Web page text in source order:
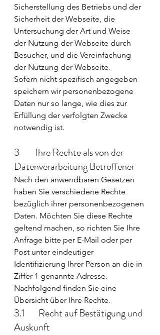
Sicherstellung des Betriebs und der
Sicherheit der Webseite, die
Untersuchung der Art und Weise
der Nutzung der Webseite durch
Besucher, und die Vereinfachung
der Nutzung der Webseite.
Sofern nicht spezifisch angegeben
speichern wir personenbezogene
Daten nur so lange, wie dies zur
Erfüllung der verfolgten Zwecke
notwendig ist.
3        Ihre Rechte als von der
Datenverarbeitung Betroffener
Nach den anwendbaren Gesetzen
haben Sie verschiedene Rechte
bezüglich ihrer personenbezogenen
Daten. Möchten Sie diese Rechte
geltend machen, so richten Sie Ihre
Anfrage bitte per E-Mail oder per
Post unter eindeutiger
Identifizierung Ihrer Person an die in
Ziffer 1 genannte Adresse.
Nachfolgend finden Sie eine
Übersicht über Ihre Rechte.
3.1       Recht auf Bestätigung und
Auskunft